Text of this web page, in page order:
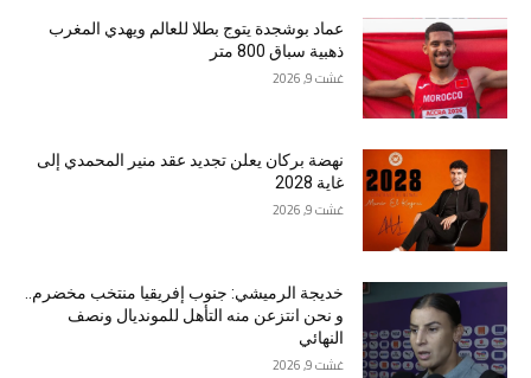
عماد بوشجدة يتوج بطلا للعالم ويهدي المغرب
ذهبية سباق 800 متر
غشت 9, 2026
نهضة بركان يعلن تجديد عقد منير المحمدي إلى
غاية 2028
غشت 9, 2026
خديجة الرميشي: جنوب إفريقيا منتخب مخضرم..
و نحن انتزعن منه التأهل للمونديال ونصف
النهائي
غشت 9, 2026